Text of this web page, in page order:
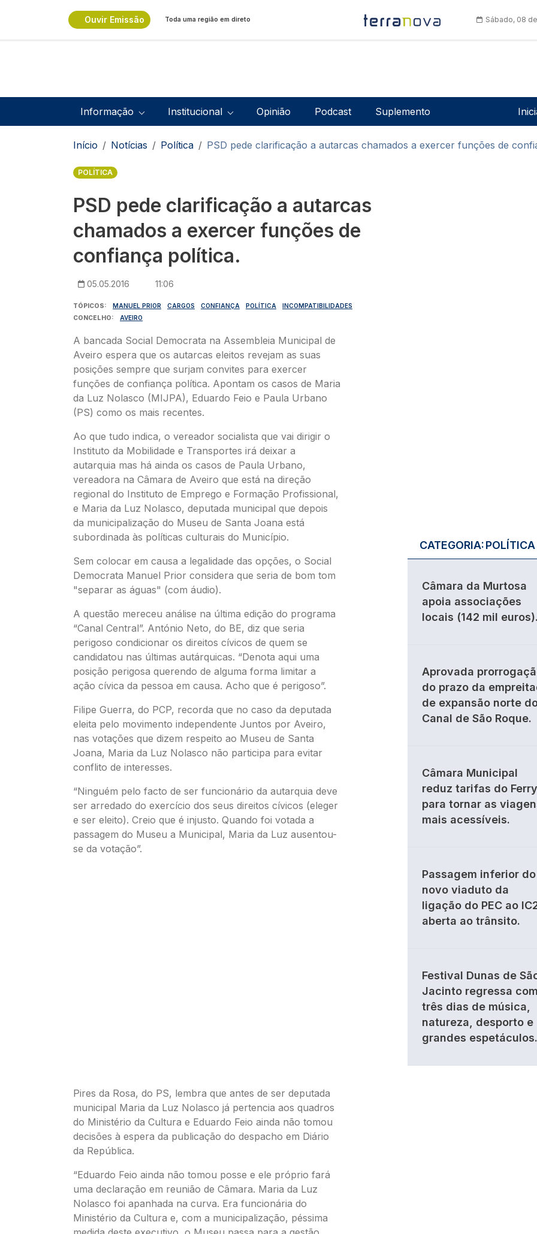
Ouvir Emissão Toda uma região em direto Sábado, 08
Navegação principal
Informação Institucional Opinião Podcast Suplemento
Navegação estrutural
Início Notícias Política PSD pede clarificação a autarcas chamados a exercer funções de
POLÍTICA
PSD pede clarificação a autarcas
chamados a exercer funções de
confiança política.
05.05.2016 11:06
TÓPICOS MANUEL PRIOR CARGOS CONFIANÇA POLÍTICA
INCOMPATIBILIDADES
CONCELHO
AVEIRO
A bancada Social Democrata na Assembleia Municipal de
Aveiro espera que os autarcas eleitos revejam as suas
posições sempre que surjam convites para exercer
funções de confiança política. Apontam os casos de Maria
da Luz Nolasco (MIJPA), Eduardo Feio e Paula Urbano
(PS) como os mais recentes.
Ao que tudo indica, o vereador socialista que vai dirigir o
Instituto da Mobilidade e Transportes irá deixar a
autarquia mas há ainda os casos de Paula Urbano,
vereadora na Câmara de Aveiro que está na direção
regional do Instituto de Emprego e Formação Profissional,
e Maria da Luz Nolasco, deputada municipal que depois
da municipalização do Museu de Santa Joana está
subordinada às políticas culturais do Município.
Sem colocar em causa a legalidade das opções, o Social
Democrata Manuel Prior considera que seria de bom tom
"separar as águas" (com áudio).
A questão mereceu análise na última edição do programa
“Canal Central”. António Neto, do BE, diz que seria
perigoso condicionar os direitos cívicos de quem se
candidatou nas últimas autárquicas. “Denota aqui uma
posição perigosa querendo de alguma forma limitar a
ação cívica da pessoa em causa. Acho que é perigoso”.
Filipe Guerra, do PCP, recorda que no caso da deputada
eleita pelo movimento independente Juntos por Aveiro,
nas votações que dizem respeito ao Museu de Santa
Joana, Maria da Luz Nolasco não participa para evitar
conflito de interesses.
“Ninguém pelo facto de ser funcionário da autarquia deve
ser arredado do exercício dos seus direitos cívicos (eleger
e ser eleito). Creio que é injusto. Quando foi votada a
passagem do Museu a Municipal, Maria da Luz ausentou-
se da votação”.
Pires da Rosa, do PS, lembra que antes de ser deputada
municipal Maria da Luz Nolasco já pertencia aos quadros
do Ministério da Cultura e Eduardo Feio ainda não tomou
decisões à espera da publicação do despacho em Diário
da República.
“Eduardo Feio ainda não tomou posse e ele próprio fará
uma declaração em reunião de Câmara. Maria da Luz
Nolasco foi apanhada na curva. Era funcionária do
Ministério da Cultura e, com a municipalização, péssima
CATEGORIA:POLÍTICA
Câmara da Murtosa
apoia associações
locais (142 mil euros).
Aprovada
do prazo da
de expansão norte
Canal de São Roque.
Câmara Municipal
reduz tarifas do Ferry
para tornar as
mais acessíveis.
Passagem inferior do
novo viaduto da
ligação do PEC ao
aberta ao trânsito.
Festival Dunas de
Jacinto regressa com
três dias de música,
natureza, desporto e
grandes espetáculos.